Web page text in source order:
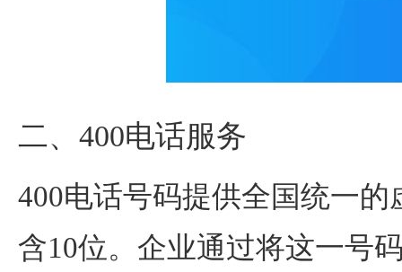
二、400电话服务
400电话号码提供全国统一
含10位。企业通过将这一号